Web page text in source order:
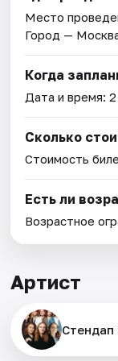
Место
Город —
Когда
Дата и время:
Сколько
Стоимость
Есть ли
Возрастное
Артист